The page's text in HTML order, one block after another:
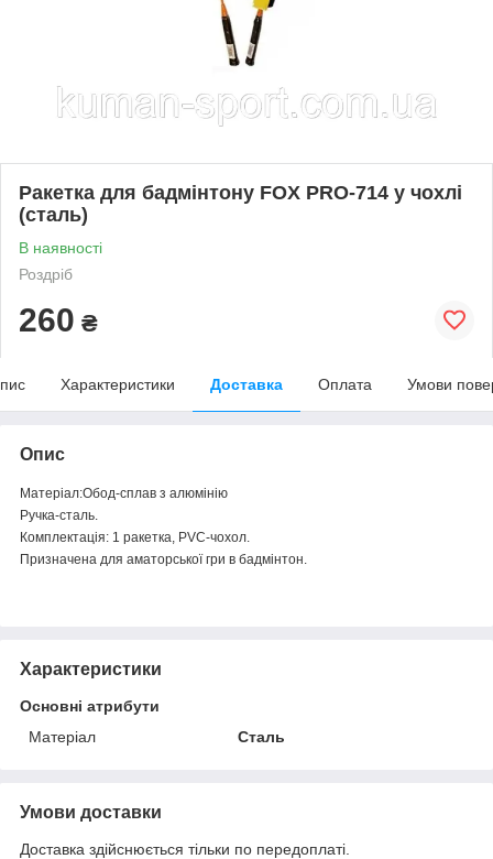
Ракетка для бадмінтону FOX PRO-714 у чохлі
(сталь)
В наявності
Роздріб
260 ₴
Характеристики Доставка Оплата Умови
Опис
Матеріал:Обод-сплав з алюмінію
Ручка-сталь.
Комплектація: 1 ракетка, PVC-чохол.
Призначена для аматорської гри в бадмінтон.
Характеристики
Основні атрибути
Матеріал
Сталь
Умови доставки
Доставка здійснюється тільки по передоплаті.